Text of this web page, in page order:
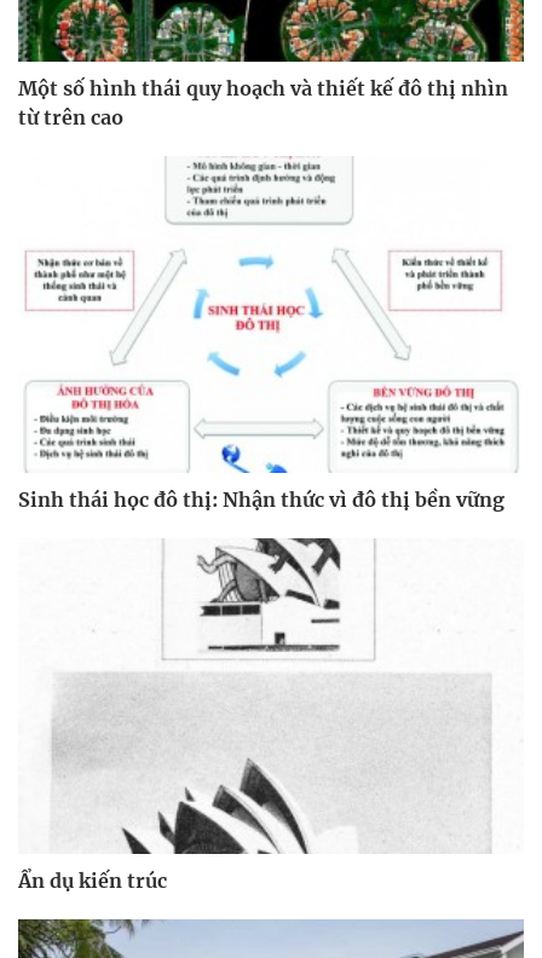
Một số hình thái quy hoạch và thiết kế đô thị nhìn
từ trên cao
Sinh thái học đô thị: Nhận thức vì đô thị bền vững
Ẩn dụ kiến ​​trúc